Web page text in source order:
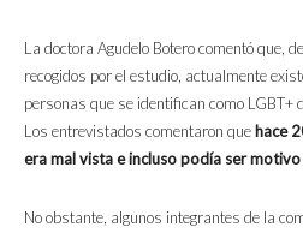
La doctora Agudelo Botero comentó que,
recogidos por el estudio, actualmente
personas que se identifican como
Los entrevistados comentaron quehace
era mal vista e incluso podía ser
No obstante, algunos integrantes de la